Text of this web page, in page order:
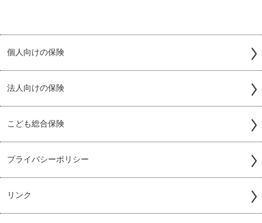
個人向けの保険
法人向けの保険
こども総合保険
プライバシーポリシー
リンク